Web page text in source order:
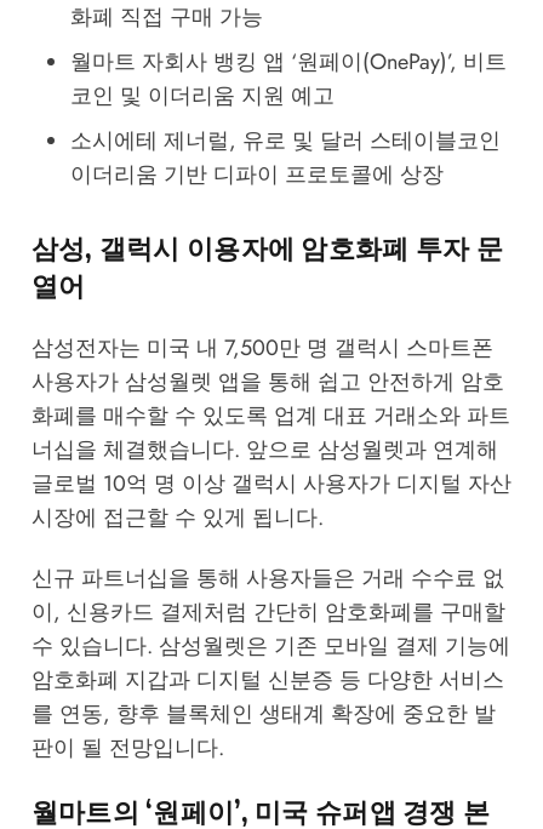
화폐 직접 구매 가능
월마트 자회사 뱅킹 앱 ‘원페이(OnePay)’, 비트
코인 및 이더리움 지원 예고
소시에테 제너럴, 유로 및 달러 스테이블코인
이더리움 기반 디파이 프로토콜에 상장
삼성, 갤럭시 이용자에 암호화폐 투자 문
열어
삼성전자는 미국 내 7,500만 명 갤럭시 스마트폰
사용자가 삼성월렛 앱을 통해 쉽고 안전하게 암호
화폐를 매수할 수 있도록 업계 대표 거래소와 파트
너십을 체결했습니다. 앞으로 삼성월렛과 연계해
글로벌 10억 명 이상 갤럭시 사용자가 디지털 자산
시장에 접근할 수 있게 됩니다.
신규 파트너십을 통해 사용자들은 거래 수수료 없
이, 신용카드 결제처럼 간단히 암호화폐를 구매할
수 있습니다. 삼성월렛은 기존 모바일 결제 기능에
암호화폐 지갑과 디지털 신분증 등 다양한 서비스
를 연동, 향후 블록체인 생태계 확장에 중요한 발
판이 될 전망입니다.
월마트의 ‘원페이’, 미국 슈퍼앱 경쟁 본